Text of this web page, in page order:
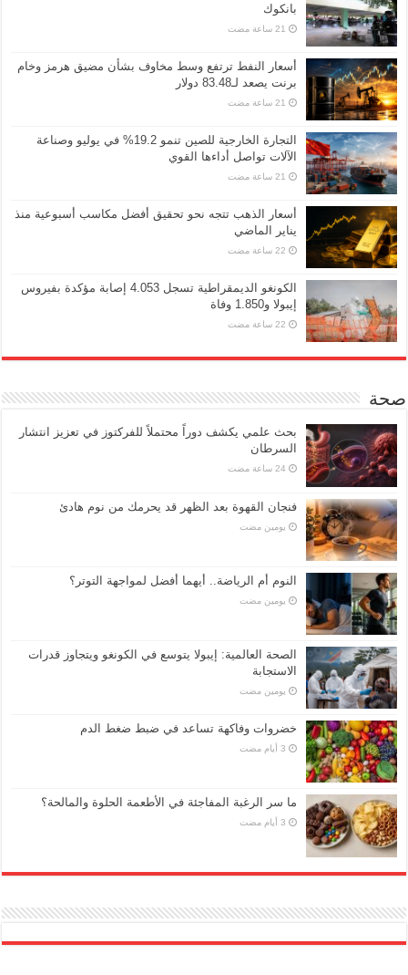
بانكوك
أسعار النفط ترتفع وسط مخاوف بشأن مضيق هرمز وخام
برنت يصعد لـ83.48 دولار
التجارة الخارجية للصين تنمو 19.2% في يوليو وصناعة
الآلات تواصل أداءها القوي
أسعار الذهب تتجه نحو تحقيق أفضل مكاسب أسبوعية منذ
يناير الماضي
الكونغو الديمقراطية تسجل 4.053 إصابة مؤكدة بفيروس
إيبولا و1.850 وفاة
صحة
بحث علمي يكشف دوراً محتملاً للفركتوز في تعزيز انتشار
السرطان
فنجان القهوة بعد الظهر قد يحرمك من نوم هادئ
‏يومين مضت
النوم أم الرياضة.. أيهما أفضل لمواجهة التوتر؟
‏يومين مضت
الصحة العالمية: إيبولا يتوسع في الكونغو ويتجاوز قدرات
الاستجابة
‏يومين مضت
خضروات وفاكهة تساعد في ضبط ضغط الدم
ما سر الرغبة المفاجئة في الأطعمة الحلوة والمالحة؟